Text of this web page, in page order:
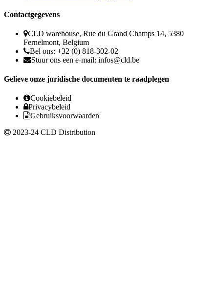
Contactgegevens
CLD warehouse, Rue du Grand Champs 14, 5380
Fernelmont, Belgium
Bel ons: +32 (0) 818-302-02
Stuur ons een e-mail: infos@cld.be
Gelieve onze juridische documenten te raadplegen
Cookiebeleid
Privacybeleid
Gebruiksvoorwaarden
2023-24 CLD Distribution